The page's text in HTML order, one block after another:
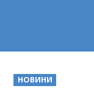
POSTED
IN
НОВИНИ